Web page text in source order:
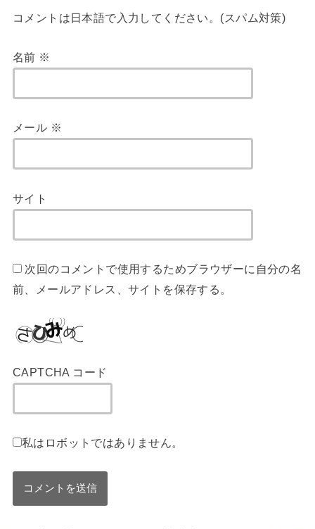
コメントは日本語で入力してください。(スパム対策)
名前 ※
メール ※
サイト
次回のコメントで使用するためブラウザーに自分の名
前、メールアドレス、サイトを保存する。
CAPTCHA コード
私はロボットではありません。